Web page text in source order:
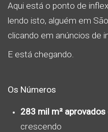
Aqui está o ponto de
lendo isto, alguém em
clicando em anúncios de
E está chegando.
Os Números
283 mil m²
crescendo